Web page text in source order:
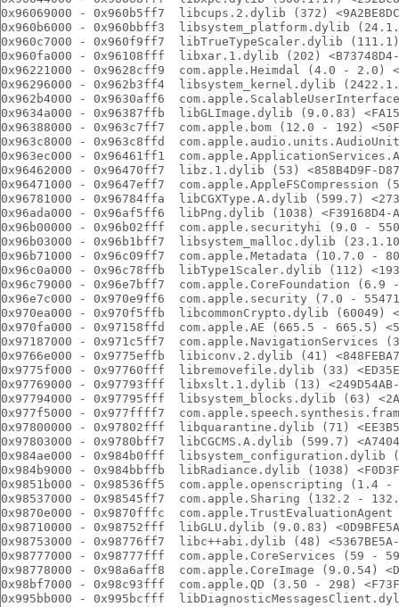
0x96069000 - 0x960b5ff7  libcups.2.dylib (372)
0x960b6000 - 0x960bbff3  libsystem_platform.dylib
0x960c7000 - 0x960f9ff7  libTrueTypeScaler.dylib (111.1)
0x960fa000 - 0x96108fff  libxar.1.dylib (202)
0x96221000 - 0x9628cff9  com.apple.Heimdal (4.0 - 2.0)
0x96296000 - 0x962b3ff4  libsystem_kernel.dylib
0x962b4000 - 0x9630aff6
0x9634a000 - 0x96387ffb  libGLImage.dylib (9.0.83)
0x96388000 - 0x963c7ff7  com.apple.bom (12.0 - 192)
0x963c8000 - 0x963c8ffd  com.apple.audio.units.AudioUnit
0x963ec000 - 0x96461ff1
0x96462000 - 0x96470ff7  libz.1.dylib (53) <858B4D9F-
0x96471000 - 0x9647eff7  com.apple.AppleFSCompression
0x96781000 - 0x96784ffa  libCGXType.A.dylib (599.7)
0x96ada000 - 0x96af5ff6  libPng.dylib (1038) <F39168D4-
0x96b00000 - 0x96b02fff  com.apple.securityhi (9.0 -
0x96b03000 - 0x96b1bff7  libsystem_malloc.dylib
0x96b71000 - 0x96c09ff7  com.apple.Metadata (10.7.0 -
0x96c0a000 - 0x96c78ffb  libType1Scaler.dylib (112)
0x96c79000 - 0x96e7bff7  com.apple.CoreFoundation (6.9 -
0x96e7c000 - 0x970e9ff6  com.apple.security (7.0 - 55471)
0x970ea000 - 0x970f5ffb  libcommonCrypto.dylib (60049)
0x970fa000 - 0x97158ffd  com.apple.AE (665.5 - 665.5)
0x97187000 - 0x971c5ff7  com.apple.NavigationServices
0x9766e000 - 0x9775effb  libiconv.2.dylib (41)
0x9775f000 - 0x97760fff  libremovefile.dylib (33)
0x97769000 - 0x97793fff  libxslt.1.dylib (13)
0x97794000 - 0x97795fff  libsystem_blocks.dylib (63)
0x977f5000 - 0x977ffff7
0x97800000 - 0x97802fff  libquarantine.dylib (71)
0x97803000 - 0x9780bff7  libCGCMS.A.dylib (599.7)
0x984ae000 - 0x984b0fff  libsystem_configuration.dylib
0x984b9000 - 0x984bbffb  libRadiance.dylib (1038)
0x9851b000 - 0x98536ff5  com.apple.openscripting (1.4 -
0x98537000 - 0x98545ff7  com.apple.Sharing (132.2 -
0x9870e000 - 0x9870fffc  com.apple.TrustEvaluationAgent
0x98710000 - 0x98752fff  libGLU.dylib (9.0.83)
0x98753000 - 0x98776ff7  libc++abi.dylib (48)
0x98777000 - 0x98777fff  com.apple.CoreServices (59 -
0x98778000 - 0x98a6aff8  com.apple.CoreImage (9.0.54)
0x98bf7000 - 0x98c93fff  com.apple.QD (3.50 - 298)
0x995bb000 - 0x995bcfff